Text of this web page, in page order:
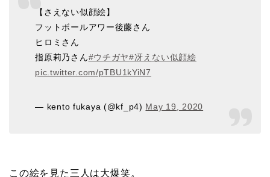
【さえない似顔絵】
フットボールアワー後藤さん
ヒロミさん
指原莉乃さん#ウチガヤ#冴えない似顔絵
pic.twitter.com/pTBU1kYiN7
— kento fukaya (@kf_p4) May 19, 2020
この絵を見た三人は大爆笑。